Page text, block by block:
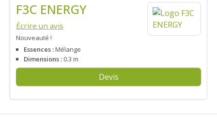
F3C ENERGY
Écrire un avis
Nouveauté !
Essences :Mélange
Dimensions : 0.3 m
Devis